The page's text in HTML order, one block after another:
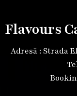
Flavours
Adresă : Strada